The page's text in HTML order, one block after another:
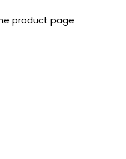
product page